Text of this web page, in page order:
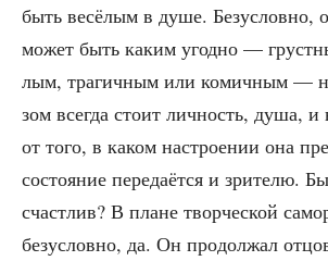
быть весё­лым в душе. Без­услов­но,
может быть каким угод­но —
лым, тра­гич­ным или комич­ным —
зом все­гда сто­ит лич­ность, душа, и
от того, в каком настро­е­нии она
состо­я­ние пере­да­ёт­ся и зри­те­лю.
счаст­лив? В плане твор­че­ской
без­услов­но, да. Он про­дол­жал